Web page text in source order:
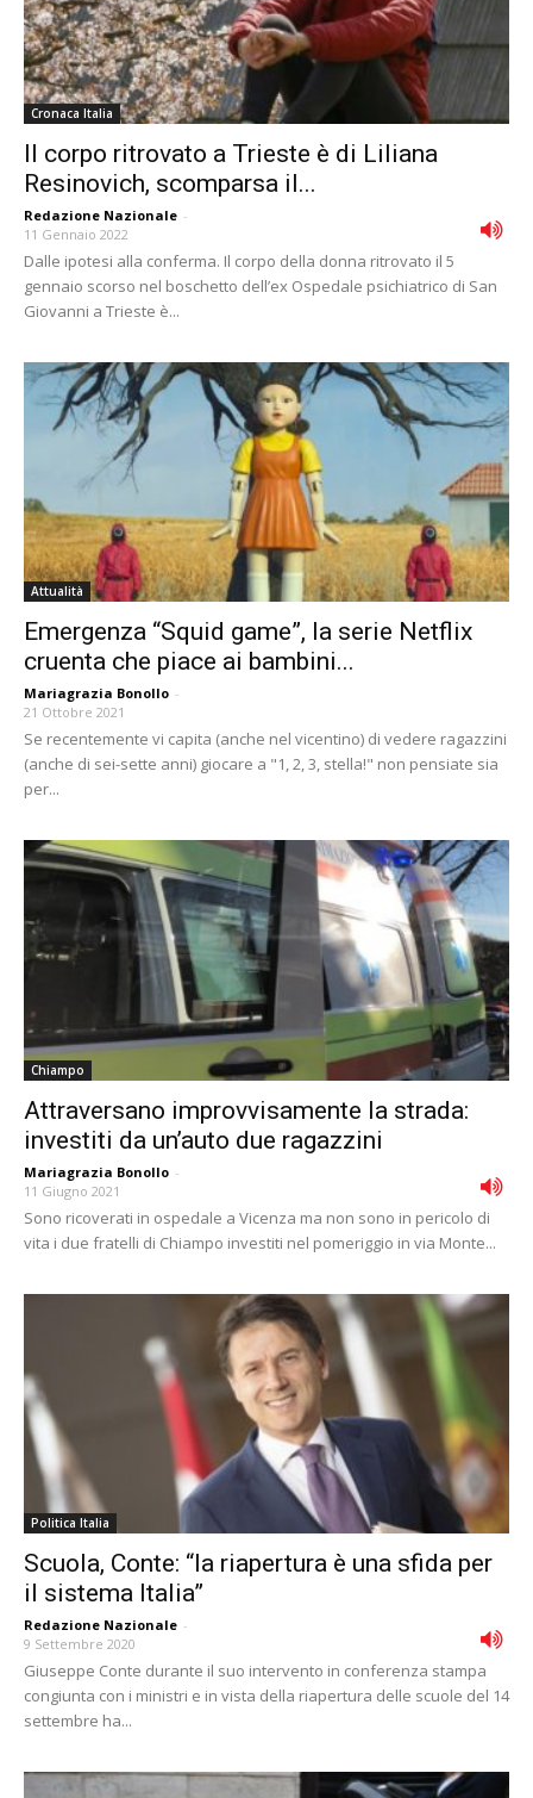
Cronaca Italia
Il corpo ritrovato a Trieste è di Liliana
Resinovich, scomparsa il...
Redazione Nazionale -
11 Gennaio 2022
Dalle ipotesi alla conferma. Il corpo della donna ritrovato il 5
gennaio scorso nel boschetto dell’ex Ospedale psichiatrico di San
Giovanni a Trieste è...
Attualità
Emergenza “Squid game”, la serie Netflix
cruenta che piace ai bambini...
Mariagrazia Bonollo -
21 Ottobre 2021
Se recentemente vi capita (anche nel vicentino) di vedere ragazzini
(anche di sei-sette anni) giocare a "1, 2, 3, stella!" non pensiate sia
per...
Chiampo
Attraversano improvvisamente la strada:
investiti da un’auto due ragazzini
Mariagrazia Bonollo -
11 Giugno 2021
Sono ricoverati in ospedale a Vicenza ma non sono in pericolo di
vita i due fratelli di Chiampo investiti nel pomeriggio in via Monte...
Politica Italia
Scuola, Conte: “la riapertura è una sfida per
il sistema Italia”
Redazione Nazionale -
9 Settembre 2020
Giuseppe Conte durante il suo intervento in conferenza stampa
congiunta con i ministri e in vista della riapertura delle scuole del 14
settembre ha...